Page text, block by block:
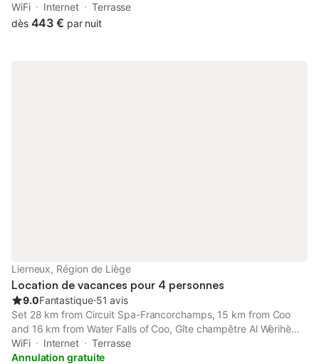
balnéo features accommodation with access to a sauna, hot tub
and spa facilities.
WiFi Internet
Terrasse
dès 443 € par nuit
Lierneux, Région de Liège
Location de vacances pour 4 personnes
9.0Fantastique⋅51 avis
Set 28 km from Circuit Spa-Francorchamps, 15 km from Coo
and 16 km from Water Falls of Coo, Gîte champêtre Al Wèrihè
offers accommodation situated in Lierneux. This property offers
access to a terrace, free private parking and free WiFi.
WiFi Internet
Terrasse
Annulation gratuite